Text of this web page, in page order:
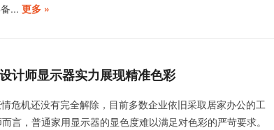
... 更多 »
计师显示器实力展现精准色彩
危机还没有完全解除，目前多数企业依旧采取居家办公的工
言，普通家用显示器的显色度难以满足对色彩的严苛要求。